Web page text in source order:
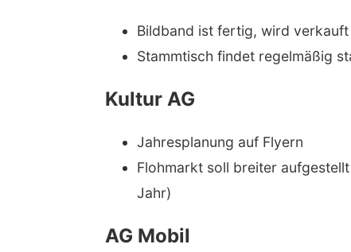
Bildband ist fertig, wird
Stammtisch findet regelmäßig
Kultur AG
Jahresplanung auf Flyern
Flohmarkt soll breiter
Jahr)
AG Mobil